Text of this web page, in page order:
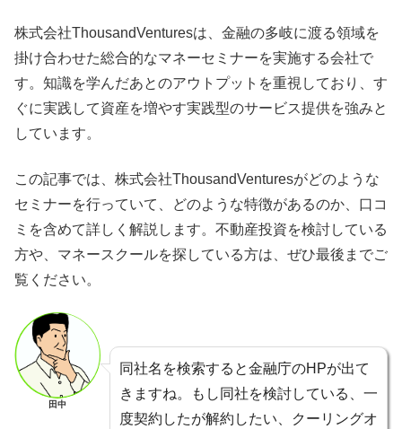
株式会社ThousandVenturesは、金融の多岐に渡る領域を
掛け合わせた総合的なマネーセミナーを実施する会社で
す。知識を学んだあとのアウトプットを重視しており、す
ぐに実践して資産を増やす実践型のサービス提供を強みと
しています。
この記事では、株式会社ThousandVenturesがどのような
セミナーを行っていて、どのような特徴があるのか、口コ
ミを含めて詳しく解説します。不動産投資を検討している
方や、マネースクールを探している方は、ぜひ最後までご
覧ください。
田中
同社名を検索すると金融庁のHPが出て
きますね。もし同社を検討している、一
度契約したが解約したい、クーリングオ